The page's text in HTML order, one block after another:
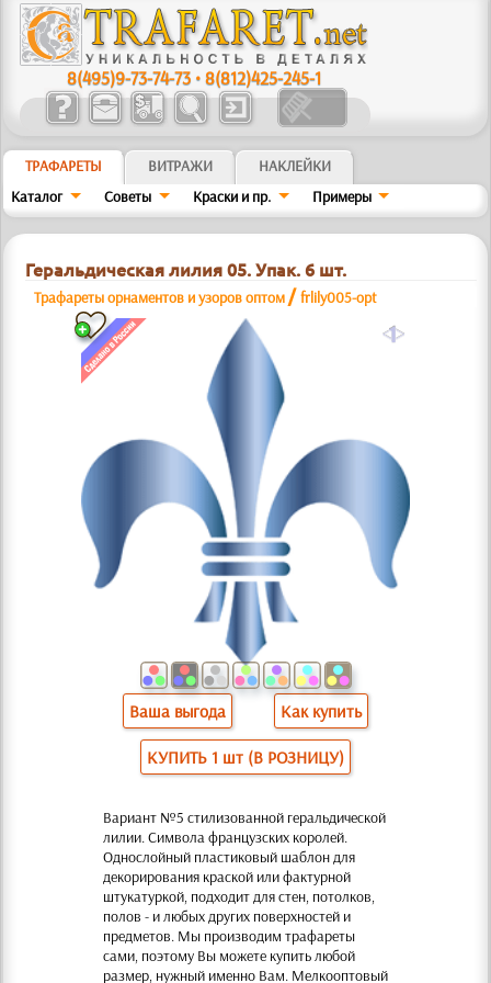
8(495)9-73-74-73 •8(812)425-245-1
ТРАФАРЕТЫ ВИТРАЖИ
НАКЛЕЙКИ
Каталог
Советы Краски и пр. Примеры
Геральдическая лилия 05. Упак. 6 шт.
Трафареты орнаментов и узоров оптом /frlily005-opt
a
Ваша выгода Как купить
КУПИТЬ 1 шт (В РОЗНИЦУ)
Вариант №5 стилизованной геральдической
лилии. Символа французских королей.
Однослойный пластиковый шаблон для
декорирования краской или фактурной
штукатуркой, подходит для стен, потолков,
полов - и любых других поверхностей и
предметов. Мы производим трафареты
сами, поэтому Вы можете купить любой
размер, нужный именно Вам. Мелкооптовый